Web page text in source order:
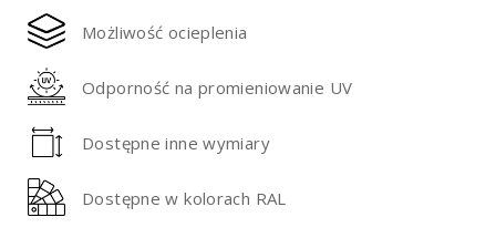
Możliwość ocieplenia
Odporność na promieniowanie UV
Dostępne inne wymiary
Dostępne w kolorach RAL